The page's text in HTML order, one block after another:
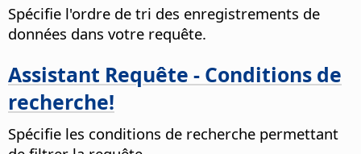
Spécifie l'ordre de tri des enregistrements de
données dans votre requête.
Assistant Requête - Conditions de
recherche!
Spécifie les conditions de recherche permettant